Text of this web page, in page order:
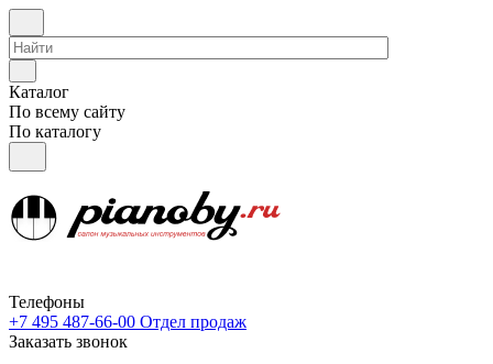
Каталог
По всему сайту
По каталогу
Телефоны
+7 495 487-66-00 Отдел продаж
Заказать звонок